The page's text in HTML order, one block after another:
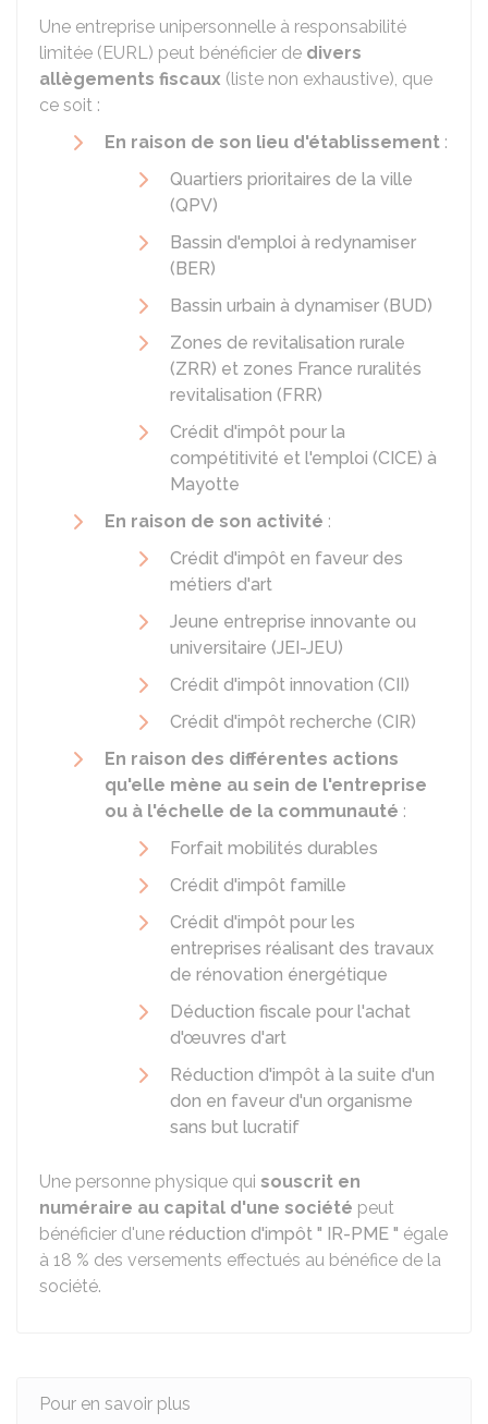
Une entreprise unipersonnelle à responsabilité
limitée (EURL) peut bénéficier de divers
allègements fiscaux (liste non exhaustive), que
ce soit :
En raison de son lieu d'établissement :
Quartiers prioritaires de la ville
(QPV)
Bassin d'emploi à redynamiser
(BER)
Bassin urbain à dynamiser (BUD)
Zones de revitalisation rurale
(ZRR) et zones France ruralités
revitalisation (FRR)
Crédit d'impôt pour la
compétitivité et l'emploi (CICE) à
Mayotte
En raison de son activité :
Crédit d'impôt en faveur des
métiers d'art
Jeune entreprise innovante ou
universitaire (JEI-JEU)
Crédit d'impôt innovation (CII)
Crédit d'impôt recherche (CIR)
En raison des différentes actions
qu'elle mène au sein de l'entreprise
ou à l'échelle de la communauté :
Forfait mobilités durables
Crédit d'impôt famille
Crédit d'impôt pour les
entreprises réalisant des travaux
de rénovation énergétique
Déduction fiscale pour l'achat
d'œuvres d'art
Réduction d'impôt à la suite d'un
don en faveur d'un organisme
sans but lucratif
Une personne physique qui souscrit en
numéraire au capital d'une société peut
bénéficier d'une réduction d'impôt " IR-PME " égale
à 18 % des versements effectués au bénéfice de la
société.
Pour en savoir plus